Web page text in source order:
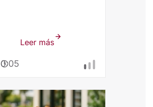
Leer mássobre
Leche
0:05